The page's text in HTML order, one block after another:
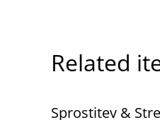
Related
%
Sprostitev &